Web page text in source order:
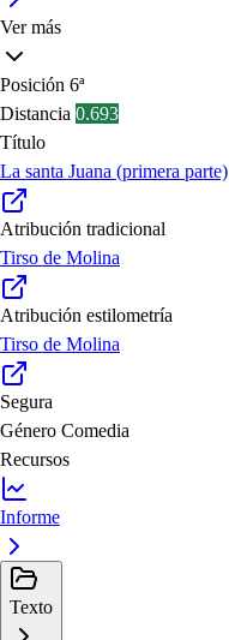
Ver más
Posición 6ª
Distancia 0.693
Título
La santa Juana (primera parte)
Atribución tradicional
Tirso de Molina
Atribución estilometría
Tirso de Molina
Segura
Género Comedia
Recursos
Informe
Texto